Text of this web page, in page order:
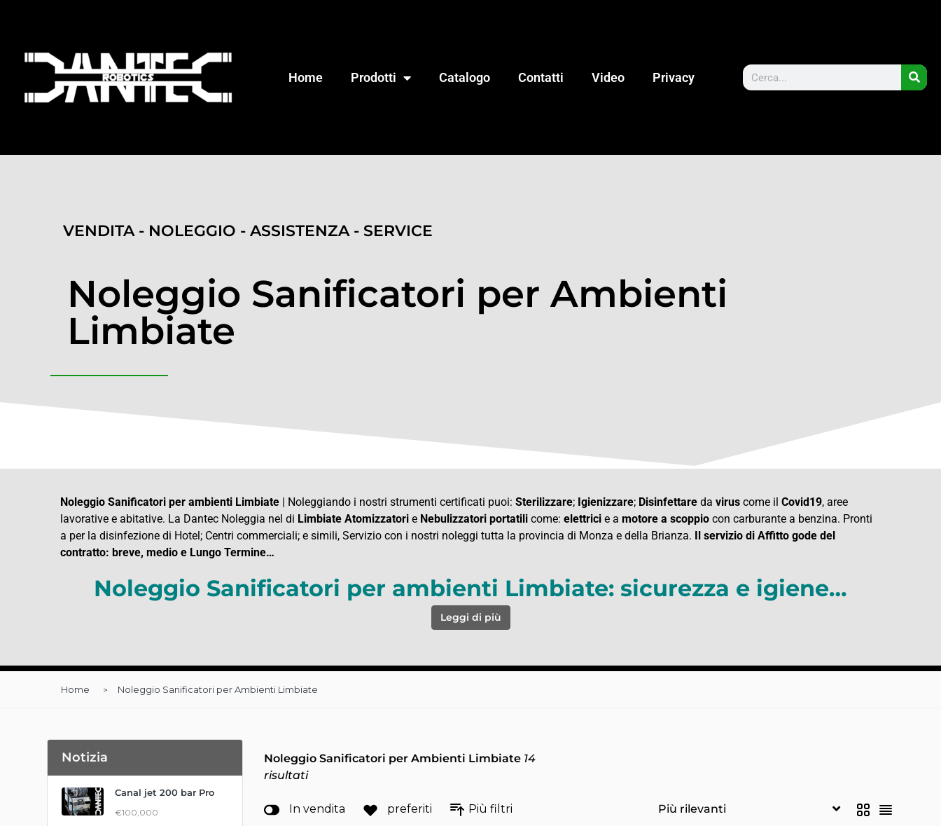
Home Prodotti Catalogo Contatti Video Privacy
VENDITA - NOLEGGIO - ASSISTENZA - SERVICE
Noleggio Sanificatori per Ambienti
Limbiate
Noleggio Sanificatori per ambienti Limbiate | Noleggiando i nostri strumenti certificati puoi: Sterilizzare; Igienizzare; Disinfettare da virus come il Covid19, aree
lavorative e abitative. La Dantec Noleggia nel di Limbiate Atomizzatori e Nebulizzatori portatili come: elettrici e a motore a scoppio con carburante a benzina. Pronti
a per la disinfezione di Hotel; Centri commerciali; e simili, Servizio con i nostri noleggi tutta la provincia di Monza e della Brianza. Il servizio di Affitto gode del
contratto: breve, medio e Lungo Termine…
Noleggio Sanificatori per ambienti Limbiate: sicurezza e igiene…
Leggi di più
Home Noleggio Sanificatori per Ambienti Limbiate
Notizia
Canal jet 200 bar Pro
€100,000
Noleggio Sanificatori per Ambienti Limbiate 14
risultati
In vendita preferiti Più filtri